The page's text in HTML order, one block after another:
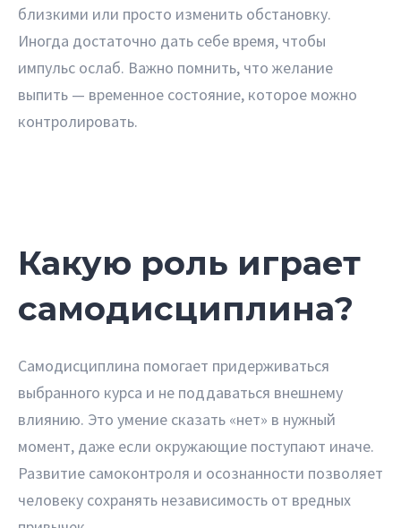
близкими или просто изменить обстановку.
Иногда достаточно дать себе время, чтобы
импульс ослаб. Важно помнить, что желание
выпить — временное состояние, которое можно
контролировать.
Какую роль играет
самодисциплина?
Самодисциплина помогает придерживаться
выбранного курса и не поддаваться внешнему
влиянию. Это умение сказать «нет» в нужный
момент, даже если окружающие поступают иначе.
Развитие самоконтроля и осознанности позволяет
человеку сохранять независимость от вредных